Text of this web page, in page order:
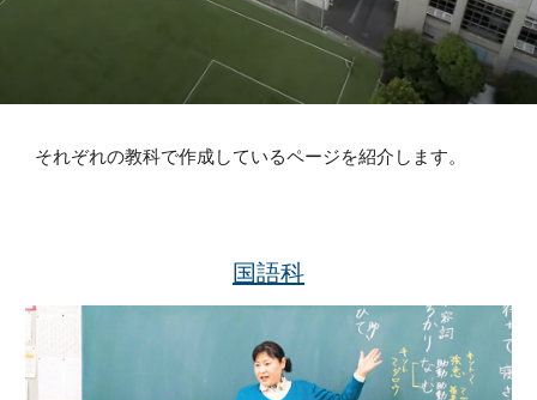
それぞれの教科で作成しているページを紹介します。
国語科